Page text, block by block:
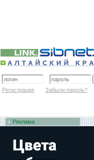
Регистрация Забыли пароль?
Реклама